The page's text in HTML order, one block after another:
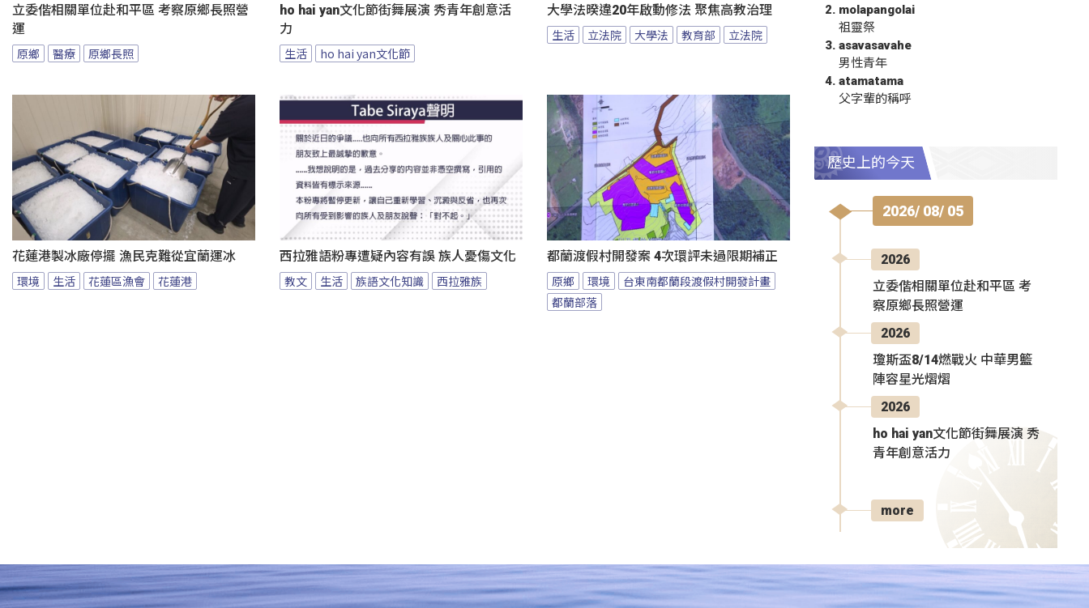
立委偕相關單位赴和平區 考察原鄉長照營
運
原鄉 醫療 原鄉長照
ho hai yan文化節街舞展演 秀青年創意活
力
生活 ho hai yan文化節
大學法暌違20年啟動修法 聚焦高教治理
生活 立法院 大學法 教育部 立法院
花蓮港製冰廠停擺 漁民克難從宜蘭運冰
環境 生活 花蓮區漁會 花蓮港
西拉雅語粉專遭疑內容有誤 族人憂傷文化
教文 生活 族語文化知識 西拉雅族
都蘭渡假村開發案 4次環評未過限期補正
原鄉 環境
台東南都蘭段渡假村開發計畫
都蘭部落
molapangolai
祖靈祭
asavasavahe
男性青年
atamatama
父字輩的稱呼
歷史上的今天
2026/ 08/ 05
2026
立委偕相關單位赴和平區 考
察原鄉長照營運
2026
瓊斯盃8/14燃戰火 中華男籃
陣容星光熠熠
2026
ho hai yan文化節街舞展演 秀
青年創意活力
more